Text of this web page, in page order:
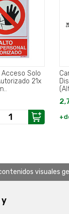
Solo
21x
visuales
y